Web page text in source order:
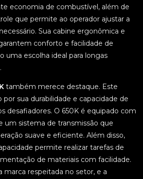
economia de combustível, além de
que permite ao operador ajustar a
Sua cabine ergonômica e
conforto e facilidade de
uma escolha ideal para longas
também merece destaque. Este
sua durabilidade e capacidade de
desafiadores. O 650K é equipado com
sistema de transmissão que
suave e eficiente. Além disso,
permite realizar tarefas de
de materiais com facilidade.
marca respeitada no setor, e a